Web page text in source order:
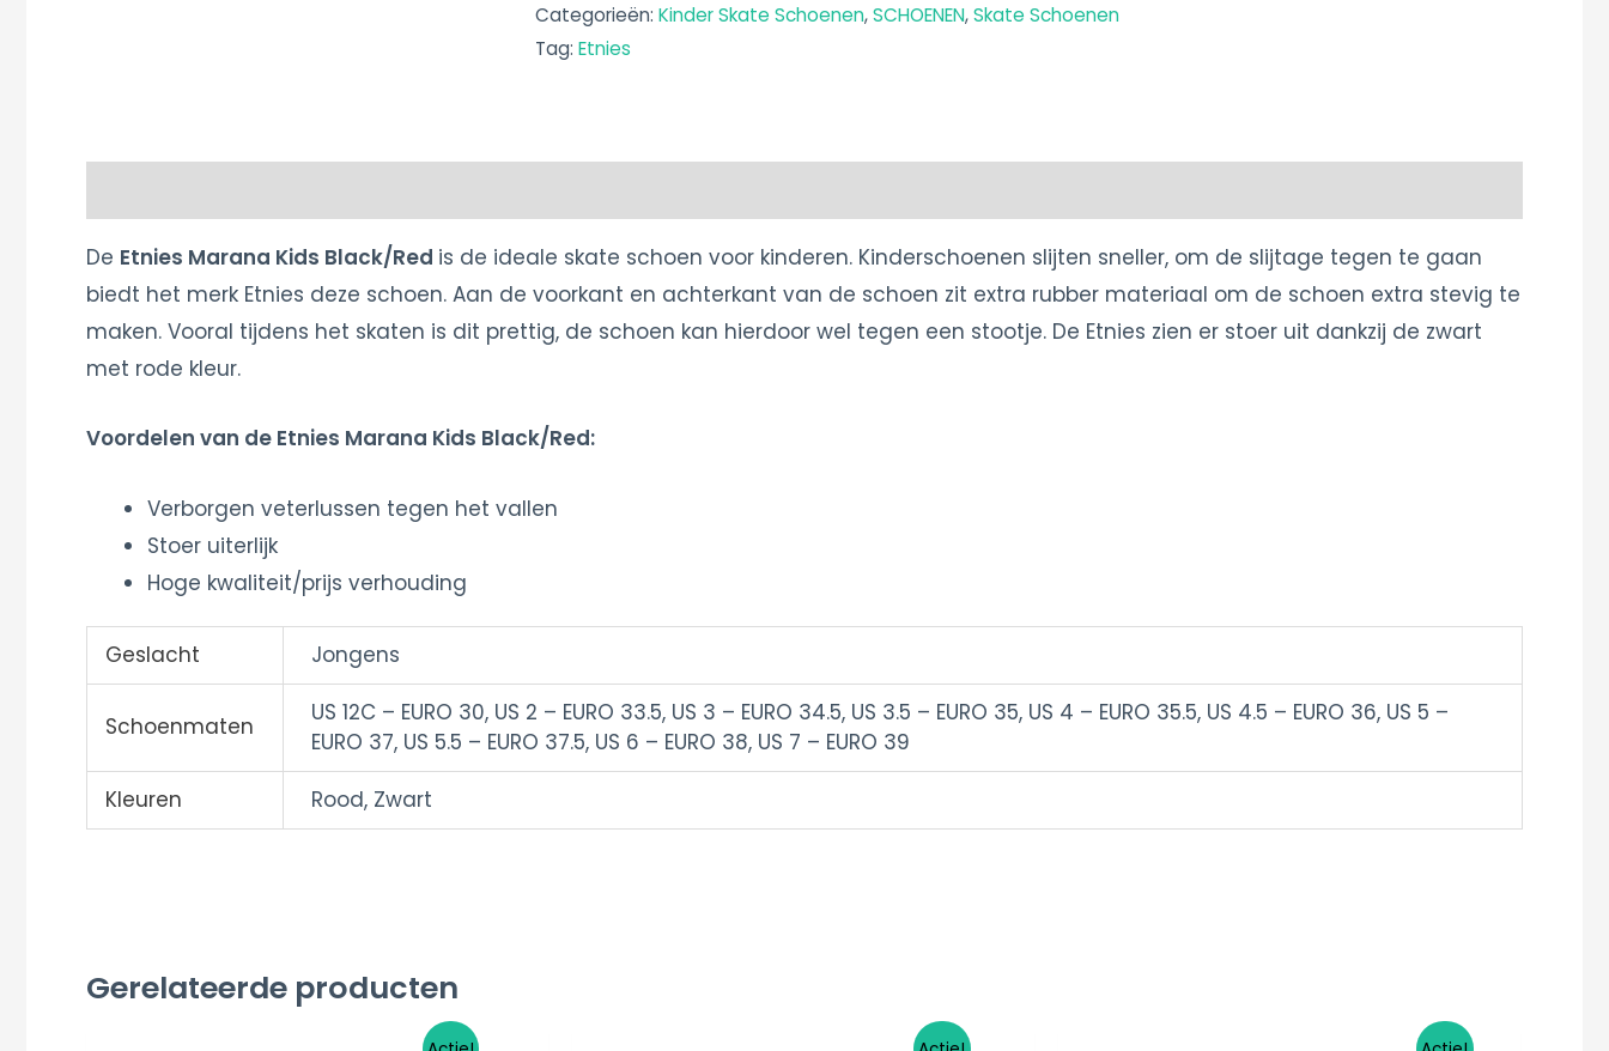
Categorieën: Kinder Skate Schoenen,SCHOENEN,Skate Schoenen
Tag: Etnies
De Etnies Marana Kids Black/Red is de ideale skate schoen voor kinderen. Kinderschoenen slijten sneller, om de slijtage tegen te gaan
biedt het merk Etnies deze schoen. Aan de voorkant en achterkant van de schoen zit extra rubber materiaal om de schoen extra stevig te
maken. Vooral tijdens het skaten is dit prettig, de schoen kan hierdoor wel tegen een stootje. De Etnies zien er stoer uit dankzij de zwart
met rode kleur.
Voordelen van de Etnies Marana Kids Black/Red:
Verborgen veterlussen tegen het vallen
Stoer uiterlijk
Hoge kwaliteit/prijs verhouding
Geslacht Jongens
Schoenmaten
US 12C – EURO 30, US 2 – EURO 33.5, US 3 – EURO 34.5, US 3.5 – EURO 35, US 4 – EURO 35.5, US 4.5 – EURO 36, US 5 –
EURO 37, US 5.5 – EURO 37.5, US 6 – EURO 38, US 7 – EURO 39
Kleuren
Rood, Zwart
Gerelateerde producten
Oorspronkelijke
Huidige
Oorspronkelijke
Huidige
Oorspronkelijke
Huidige